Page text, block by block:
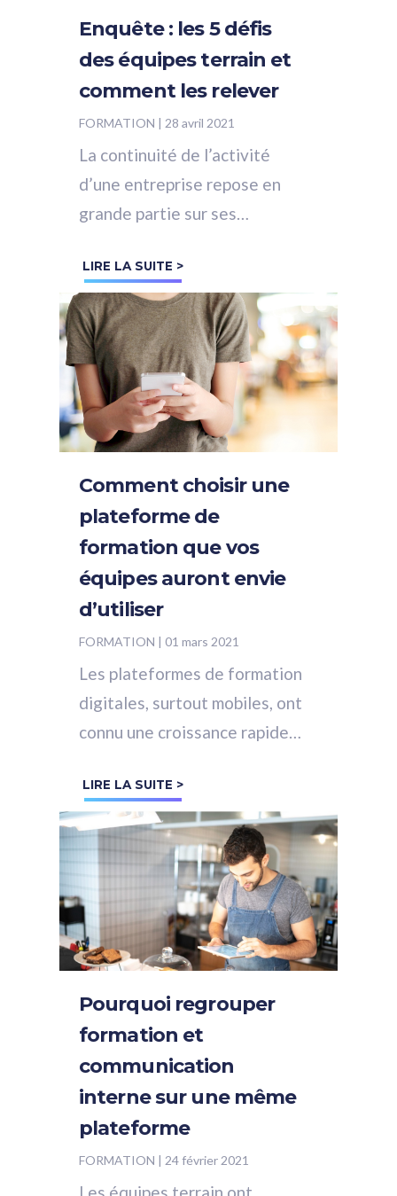
Enquête : les 5 défis
des équipes terrain et
comment les relever
FORMATION | 28 avril 2021
La continuité de l’activité
d’une entreprise repose en
grande partie sur ses
ce soit dans le commerce, la
restauration,...
LIRE LA SUITE >
Comment choisir une
plateforme de
formation que vos
équipes auront envie
d’utiliser
FORMATION | 01 mars 2021
Les plateformes de formation
digitales, surtout mobiles, ont
connu une croissance rapide
surtout depuis 2020 avec la
crise...
LIRE LA SUITE >
Pourquoi regrouper
formation et
communication
interne sur une même
plateforme
FORMATION | 24 février 2021
Les équipes terrain ont